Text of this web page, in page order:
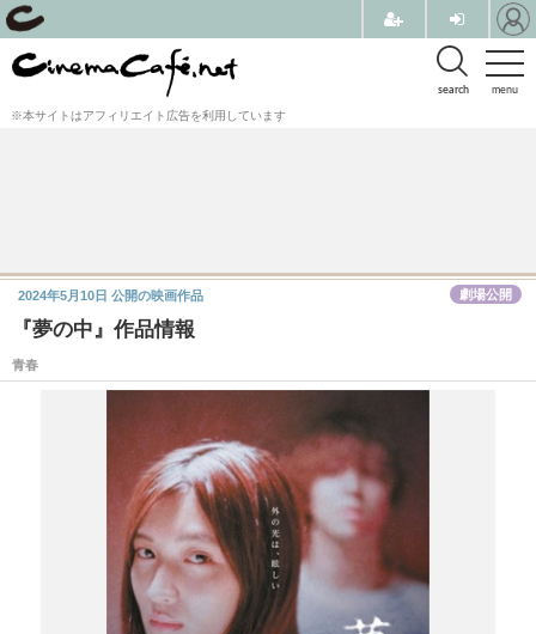
menu
search
※本サイトはアフィリエイト広告を利用しています
『夢の中』作品情報
青春
2024年5月10日 公開の映画作品 劇場公開